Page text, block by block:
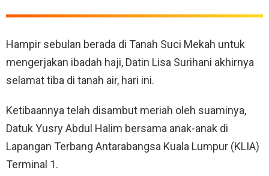
Hampir sebulan berada di Tanah Suci Mekah untuk
mengerjakan ibadah haji, Datin Lisa Surihani akhirnya
selamat tiba di tanah air, hari ini.
Ketibaannya telah disambut meriah oleh suaminya,
Datuk Yusry Abdul Halim bersama anak-anak di
Lapangan Terbang Antarabangsa Kuala Lumpur (KLIA)
Terminal 1.